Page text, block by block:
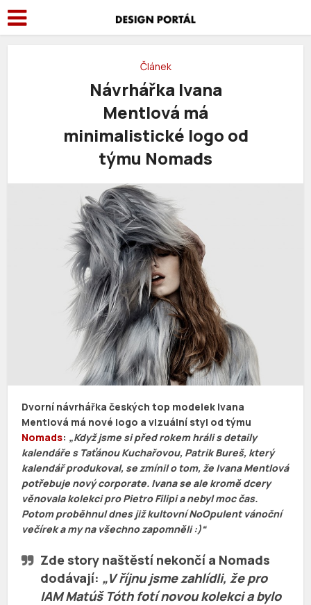
Článek
Návrhářka Ivana
Mentlová má
minimalistické logo od
týmu Nomads
Dvorní návrhářka českých top modelek Ivana
Mentlová má nové logo a vizuální styl od týmu
Nomads: „Když jsme si před rokem hráli s detaily
kalendáře s Taťánou Kuchařovou, Patrik Bureš, který
kalendář produkoval, se zmínil o tom, že Ivana Mentlová
potřebuje nový corporate. Ivana se ale kromě dcery
věnovala kolekci pro Pietro Filipi a nebyl moc čas.
Potom proběhnul dnes již kultovní NoOpulent vánoční
večírek a my na všechno zapomněli :)“
Zde story naštěstí nekončí a Nomads
dodávají: „V říjnu jsme zahlídli, že pro
IAM Matúš Tóth fotí novou kolekci a bylo